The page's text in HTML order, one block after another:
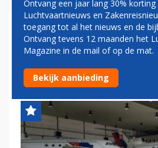
SLOWAKIJE
REGERINGSVLOOT
EN FOKKER 100'S
Ontvang een jaar lang 30%
Luchtvaartnieuws en
toegang tot al het nieuws en de
Ontvang tevens 12 maanden het
Magazine in de mail of op de mat.
Bekijk aanbieding